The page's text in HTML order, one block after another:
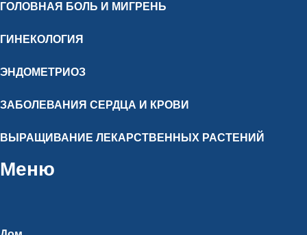
ГОЛОВНАЯ БОЛЬ И МИГРЕНЬ
ГИНЕКОЛОГИЯ
ЭНДОМЕТРИОЗ
ЗАБОЛЕВАНИЯ СЕРДЦА И КРОВИ
ВЫРАЩИВАНИЕ ЛЕКАРСТВЕННЫХ РАСТЕНИЙ
Меню